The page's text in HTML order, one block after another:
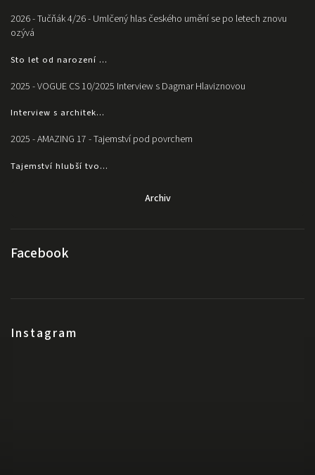
2026 - Tučňák 4/26 - Umlčený hlas českého umění se po letech znovu
ozývá
Sto let od narození ...
2025 - VOGUE CS 10/2025 Interview s Dagmar Hlaviznovou
Interview s architek...
2025 - AMAZING 17 - Tajemství pod povrchem
Tajemství hlubší tvo...
Archiv
Facebook
Instagram